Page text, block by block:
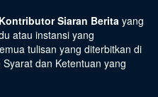
Kontributor Siaran Berita yang
atau instansi yang
tulisan yang diterbitkan di
Syarat dan Ketentuan yang